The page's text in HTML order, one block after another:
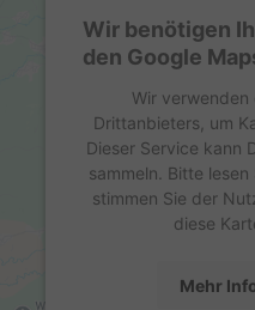
Wir benötigen
den Google
Wir verwenden
Drittanbieters, um
Dieser Service kann
sammeln. Bitte
stimmen Sie der
diese
Mehr